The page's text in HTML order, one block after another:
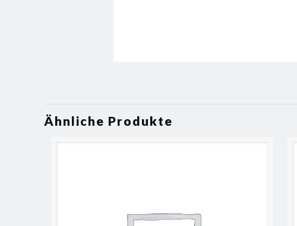
Ähnliche Produkte